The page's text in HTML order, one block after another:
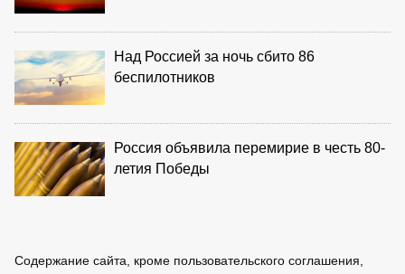
Над Россией за ночь сбито 86
беспилотников
Россия объявила перемирие в честь 80-
летия Победы
Содержание сайта, кроме пользовательского соглашения,